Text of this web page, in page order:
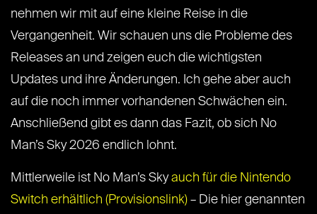
nehmen wir mit auf eine kleine Reise in die
Vergangenheit. Wir schauen uns die Probleme des
Releases an und zeigen euch die wichtigsten
Updates und ihre Änderungen. Ich gehe aber auch
auf die noch immer vorhandenen Schwächen ein.
Anschließend gibt es dann das Fazit, ob sich No
Man’s Sky 2026 endlich lohnt.
Mittlerweile ist No Man’s Skyauch für die Nintendo
Switch erhältlich (Provisionslink) – Die hier genannten